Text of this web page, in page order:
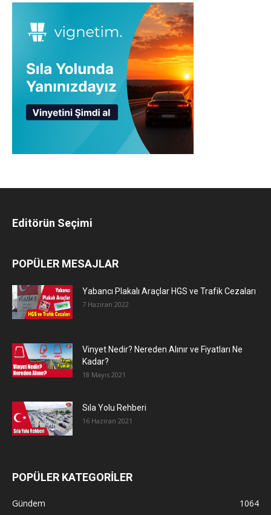
Editörün Seçimi
POPÜLER MESAJLAR
Yabancı Plakalı Araçlar HGS ve Trafik Cezaları
7 Haziran 2022
Vinyet Nedir? Nereden Alınır ve Fiyatları Ne
Kadar?
18 Mayıs 2021
Sıla Yolu Rehberi
16 Haziran 2021
POPÜLER KATEGORİLER
Gündem
1064